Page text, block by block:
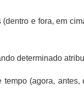
(dentro e fora, em
determinado
(agora,